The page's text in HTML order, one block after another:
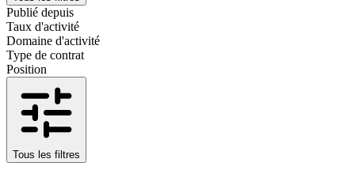
Publié depuis
Taux d'activité
Domaine d'activité
Type de contrat
Position
Tous les filtres